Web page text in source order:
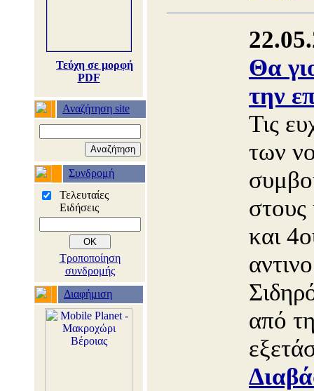
Τεύχη σε μορφή
PDF
Αναζήτηση site
Συνδρομή
Τελευταίες
Ειδήσεις
Τροποποίηση
συνδρομής
Διαφήμιση
Θα
την
Τις
των
και
από